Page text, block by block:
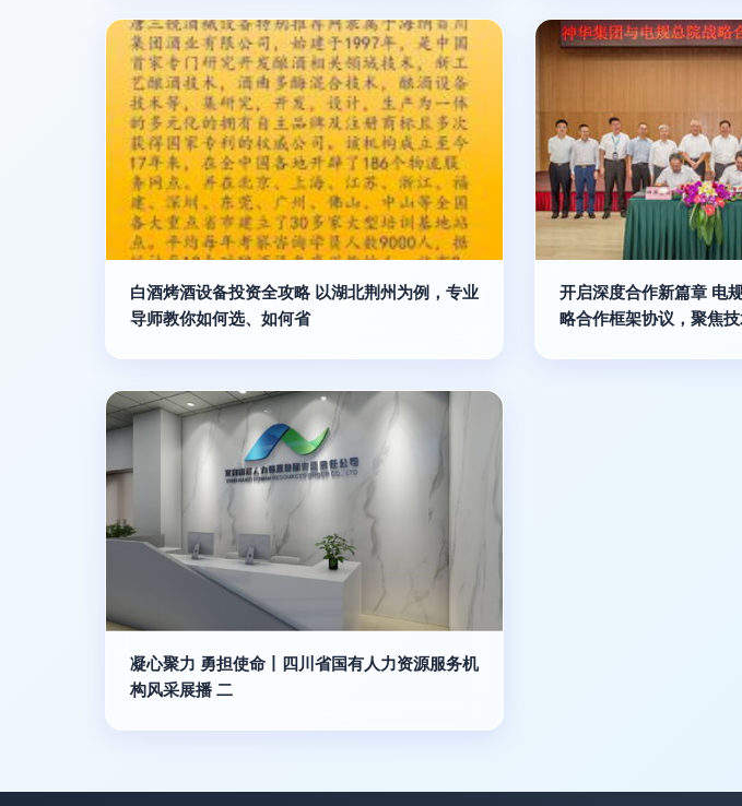
白酒烤酒设备投资全攻略 以湖北荆州为例，专业
导师教你如何选、如何省
开启深度合作新篇章 电
略合作框架协议，聚焦
凝心聚力 勇担使命丨四川省国有人力资源服务机
构风采展播 二